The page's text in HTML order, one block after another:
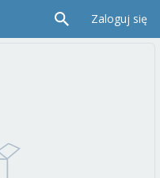
Zaloguj się